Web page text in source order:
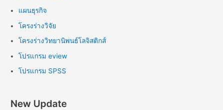
แผนธุรกิจ
โครงร่างวิจัย
โครงร่างวิทยานิพนธ์โลจิสติกส์
โปรแกรม eview
โปรแกรม SPSS
New Update